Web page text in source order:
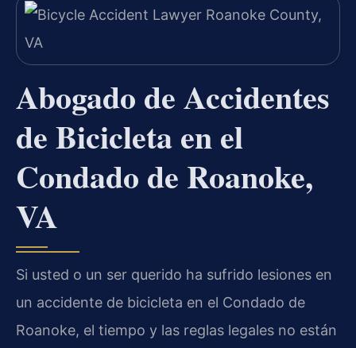
Abogado de Accidentes
de Bicicleta en el
Condado de Roanoke,
VA
Si usted o un ser querido ha sufrido lesiones en
un accidente de bicicleta en el Condado de
Roanoke, el tiempo y las reglas legales no están